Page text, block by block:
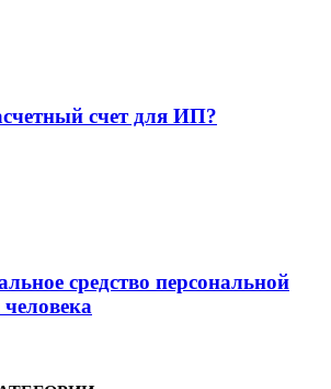
счет для ИП?
средство персональной